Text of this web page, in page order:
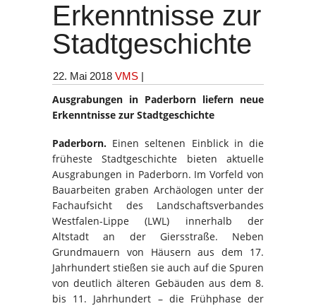
Erkenntnisse zur
Stadtgeschichte
22. Mai 2018 VMS |
Ausgrabungen in Paderborn liefern neue
Erkenntnisse zur Stadtgeschichte
Paderborn. Einen seltenen Einblick in die
früheste Stadtgeschichte bieten aktuelle
Ausgrabungen in Paderborn. Im Vorfeld von
Bauarbeiten graben Archäologen unter der
Fachaufsicht des Landschaftsverbandes
Westfalen-Lippe (LWL) innerhalb der
Altstadt an der Giersstraße. Neben
Grundmauern von Häusern aus dem 17.
Jahrhundert stießen sie auch auf die Spuren
von deutlich älteren Gebäuden aus dem 8.
bis 11. Jahrhundert – die Frühphase der